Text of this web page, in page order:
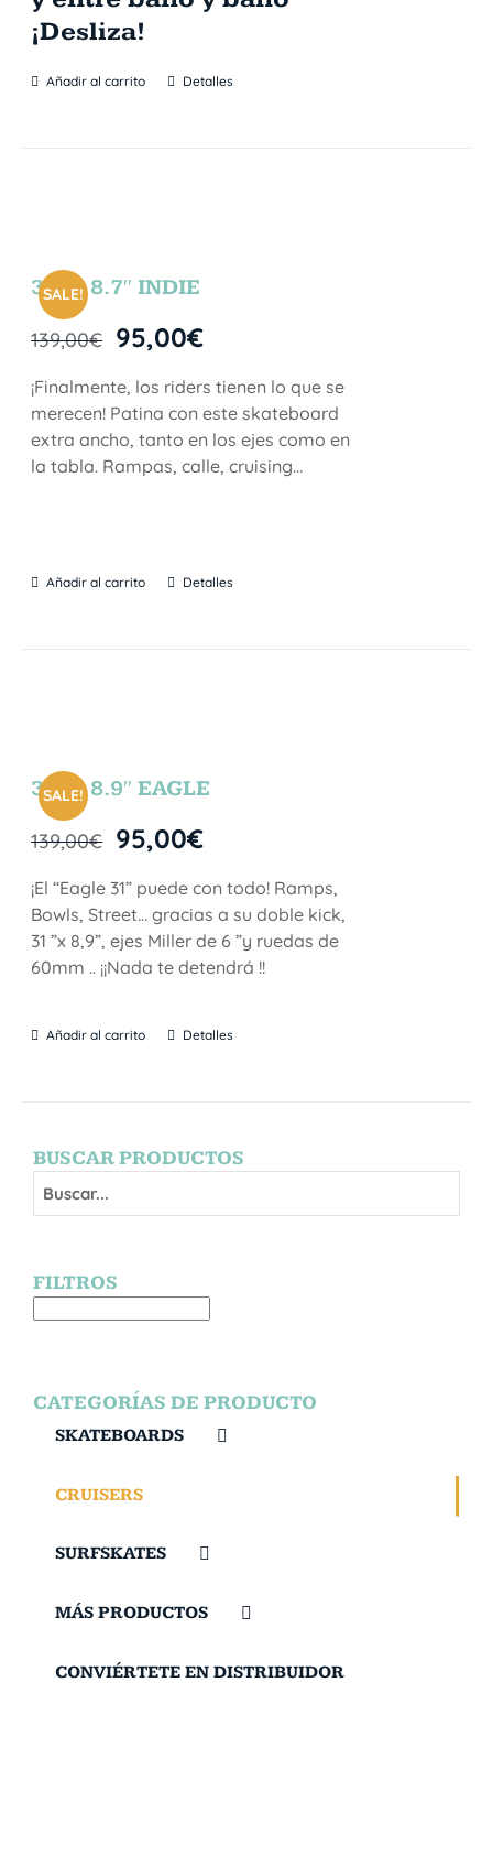
¡Desliza!
Añadir al carrito Detalles
SALE!
31″ x 8.7″ INDIE
139,00€ 95,00€
¡Finalmente, los riders tienen lo que se
merecen! Patina con este skateboard
extra ancho, tanto en los ejes como en
la tabla. Rampas, calle, cruising…
Añadir al carrito Detalles
SALE!
31″ x 8.9″ EAGLE
139,00€ 95,00€
¡El “Eagle 31” puede con todo! Ramps,
Bowls, Street… gracias a su doble kick,
31 ”x 8,9”, ejes Miller de 6 ”y ruedas de
60mm .. ¡¡Nada te detendrá !!
Añadir al carrito Detalles
BUSCAR PRODUCTOS
FILTROS
CATEGORÍAS DE PRODUCTO
SKATEBOARDS
CRUISERS
SURFSKATES
MÁS PRODUCTOS
CONVIÉRTETE EN DISTRIBUIDOR